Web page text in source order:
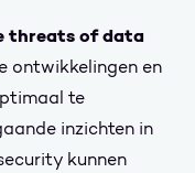
threats of data
ontwikkelingen en
te
inzichten in
kunnen